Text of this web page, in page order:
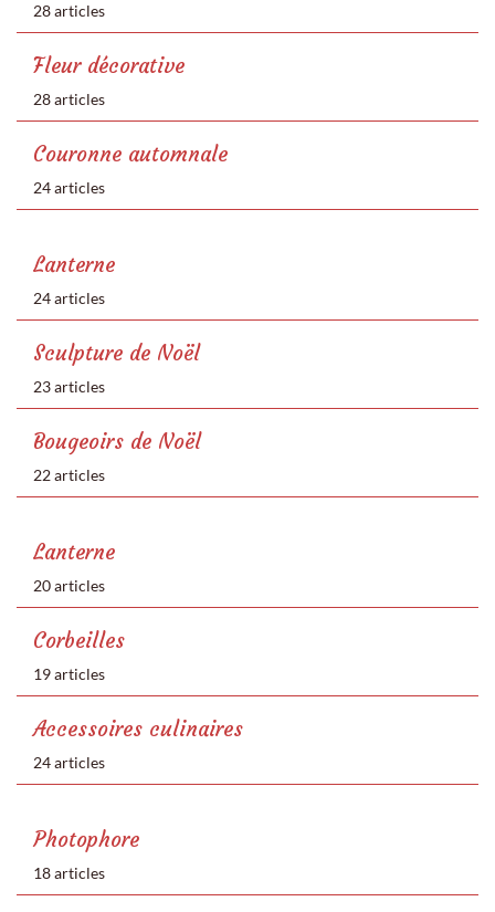
28 articles
Fleur décorative
28 articles
Couronne automnale
24 articles
Lanterne
24 articles
Sculpture de Noël
23 articles
Bougeoirs de Noël
22 articles
Lanterne
20 articles
Corbeilles
19 articles
Accessoires culinaires
24 articles
Photophore
18 articles